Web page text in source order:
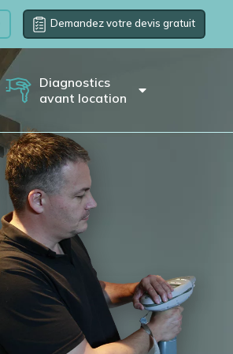
Demandez votre devis gratuit
Diagnostics
avant location